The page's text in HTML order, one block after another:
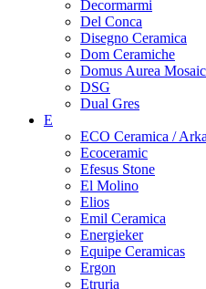
Decormarmi
Del Conca
Disegno Ceramica
Dom Ceramiche
Domus Aurea
DSG
Dual Gres
E
ECO Ceramica /
Ecoceramic
Efesus Stone
El Molino
Elios
Emil Ceramica
Energieker
Equipe Ceramicas
Ergon
Etruria